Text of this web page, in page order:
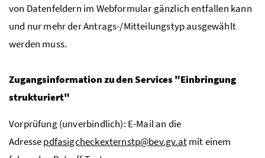
von Datenfeldern im Webformular gänzlich entfallen kann
und nur mehr der Antrags-/Mitteilungstyp ausgewählt
werden muss.
Zugangsinformation zu den Services "Einbringung
strukturiert"
Vorprüfung (unverbindlich): E-Mail an die
Adressepdfasigcheckexternstp@bev.gv.atmit einem